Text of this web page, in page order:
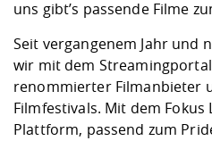
Career Service
Angebote für
Kontakt und Anfahrt
Qualitätssicherung
uns gibt’s passende Filme
Seit vergangenem Jahr und
wir mit dem Streamingportal
renommierter Filmanbieter
Filmfestivals. Mit dem Fokus
Plattform, passend zum